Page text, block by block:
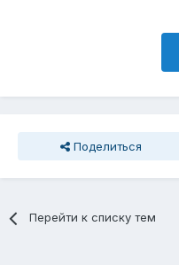
Поделиться
Перейти к списку тем